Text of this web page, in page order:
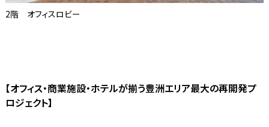
2階 オフィスロビー
【オフィス・商業施設・ホテルが揃う豊洲エリア最大の再開発プ
ロジェクト】